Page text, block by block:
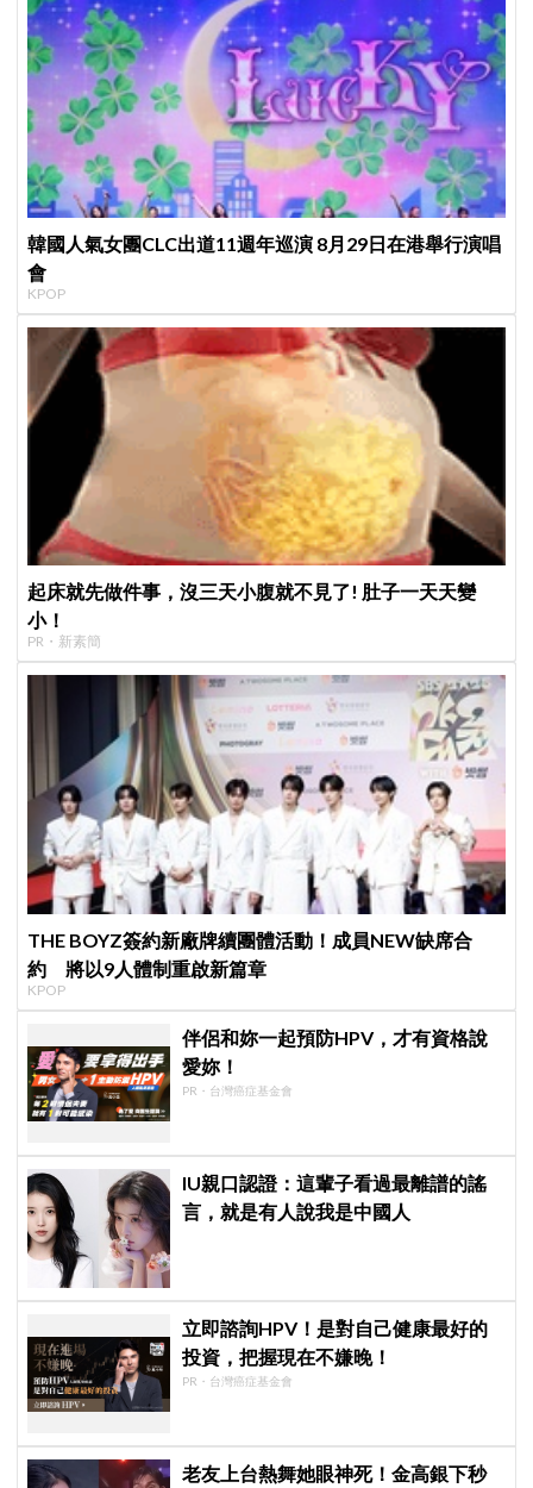
韓國人氣女團CLC出道11週年巡演 8月29日在港舉行演唱
會
KPOP
起床就先做件事，沒三天小腹就不見了! 肚子一天天變
小！
PR・新素簡
THE BOYZ簽約新廠牌續團體活動！成員NEW缺席合
約 將以9人體制重啟新篇章
KPOP
伴侶和妳一起預防HPV，才有資格說
愛妳！
PR・台灣癌症基金會
IU親口認證：這輩子看過最離譜的謠
言，就是有人說我是中國人
立即諮詢HPV！是對自己健康最好的
投資，把握現在不嫌晚！
PR・台灣癌症基金會
老友上台熱舞她眼神死！金高銀下秒